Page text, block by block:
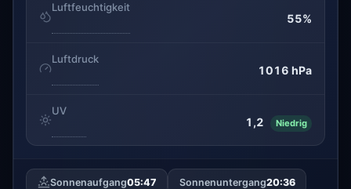
Luftfeuchtigkeit
55%
Luftdruck
1016 hPa
UV
1,2 Niedrig
Sonnenaufgang05:47 Sonnenuntergang20:36